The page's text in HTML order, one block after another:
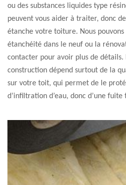
ou des substances liquides type
peuvent vous aider à traiter, donc
étanche votre toiture. Nous
étanchéité dans le neuf ou la
contacter pour avoir plus de détails.
construction dépend surtout de la
sur votre toit, qui permet de le
d’infiltration d’eau, donc d’une fuite